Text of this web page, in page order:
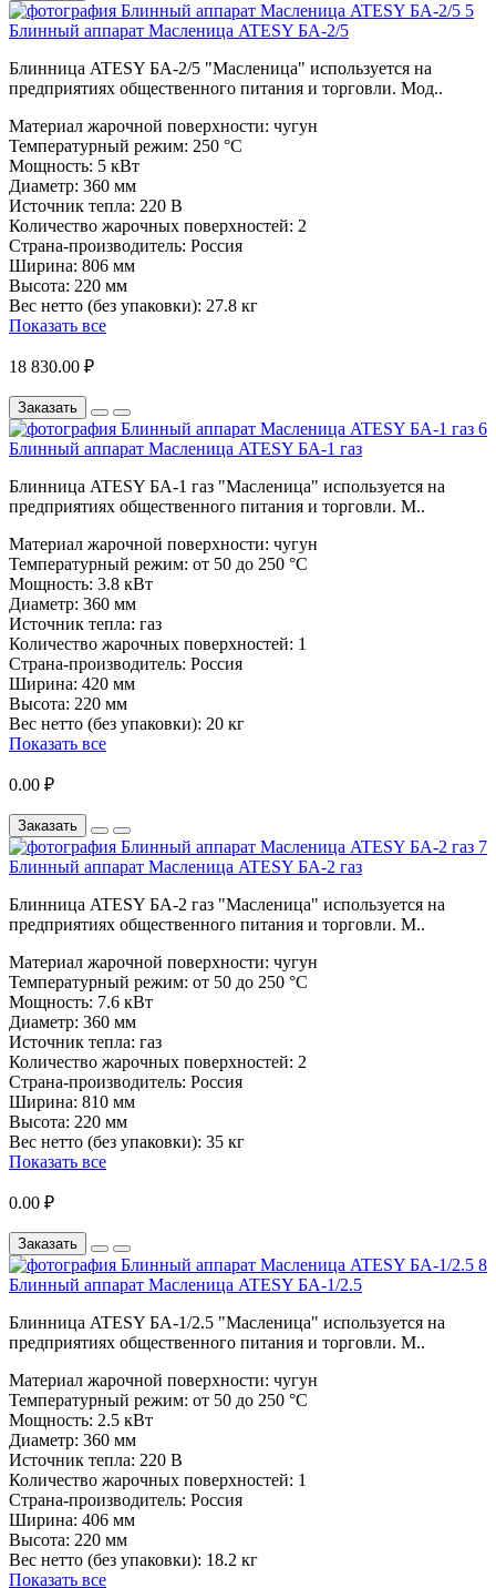
Блинный аппарат Масленица ATESY БА-2/5
Блинница ATESY БА-2/5 "Масленица" используется на
предприятиях общественного питания и торговли. Мод..
Материал жарочной поверхности: чугун
Температурный режим: 250 °C
Мощность: 5 кВт
Диаметр: 360 мм
Источник тепла: 220 В
Количество жарочных поверхностей: 2
Страна-производитель: Россия
Ширина: 806 мм
Высота: 220 мм
Вес нетто (без упаковки): 27.8 кг
Показать все
18 830.00 ₽
Заказать
Блинный аппарат Масленица ATESY БА-1 газ
Блинница ATESY БА-1 газ "Масленица" используется на
предприятиях общественного питания и торговли. М..
Материал жарочной поверхности: чугун
Температурный режим: от 50 до 250 °C
Мощность: 3.8 кВт
Диаметр: 360 мм
Источник тепла: газ
Количество жарочных поверхностей: 1
Страна-производитель: Россия
Ширина: 420 мм
Высота: 220 мм
Вес нетто (без упаковки): 20 кг
Показать все
0.00 ₽
Заказать
Блинный аппарат Масленица ATESY БА-2 газ
Блинница ATESY БА-2 газ "Масленица" используется на
предприятиях общественного питания и торговли. М..
Материал жарочной поверхности: чугун
Температурный режим: от 50 до 250 °C
Мощность: 7.6 кВт
Диаметр: 360 мм
Источник тепла: газ
Количество жарочных поверхностей: 2
Страна-производитель: Россия
Ширина: 810 мм
Высота: 220 мм
Вес нетто (без упаковки): 35 кг
Показать все
0.00 ₽
Заказать
Блинный аппарат Масленица ATESY БА-1/2.5
Блинница ATESY БА-1/2.5 "Масленица" используется на
предприятиях общественного питания и торговли. М..
Материал жарочной поверхности: чугун
Температурный режим: от 50 до 250 °C
Мощность: 2.5 кВт
Диаметр: 360 мм
Источник тепла: 220 В
Количество жарочных поверхностей: 1
Страна-производитель: Россия
Ширина: 406 мм
Высота: 220 мм
Вес нетто (без упаковки): 18.2 кг
Показать все